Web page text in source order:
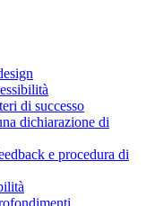
di successo
dichiarazione di
e procedura di